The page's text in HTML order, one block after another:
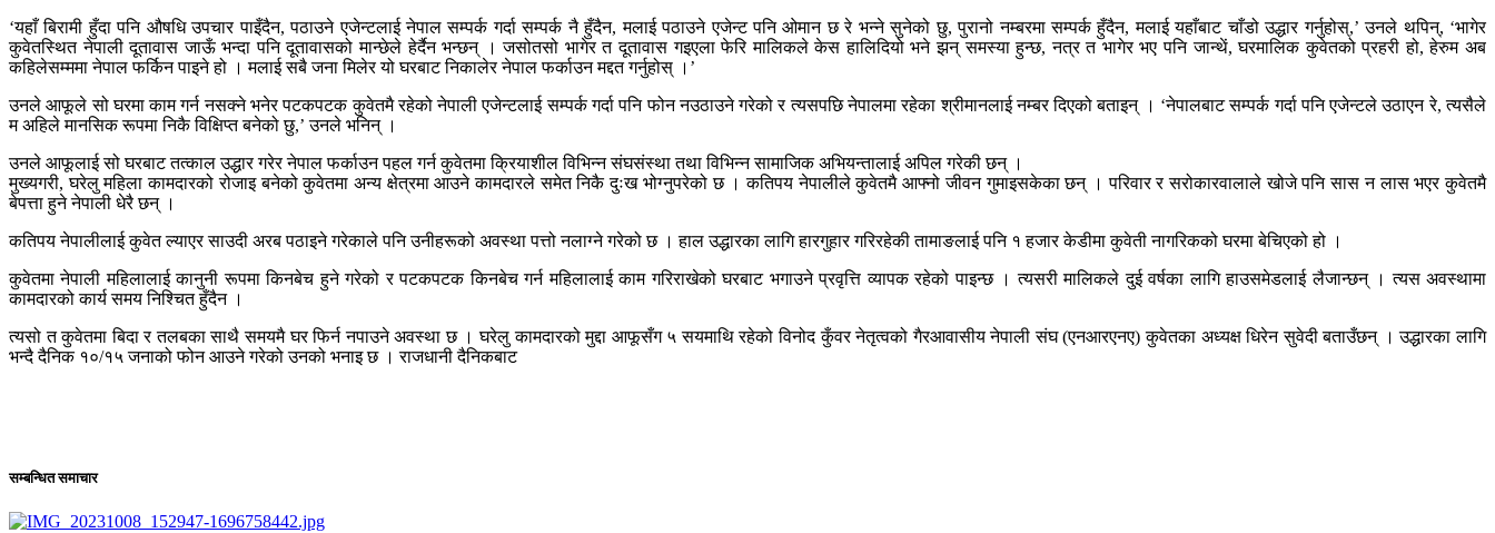
‘यहाँ बिरामी हुँदा पनि औषधि उपचार पाइँदैन, पठाउने एजेन्टलाई नेपाल सम्पर्क गर्दा सम्पर्क नै हुँदैन, मलाई पठाउने एजेन्ट पनि ओमान छ रे भन्ने सुनेको छु, पुरानो नम्बरमा सम्पर्क हुँदैन, मलाई यहाँबाट चाँडो उद्धार गर्नुहोस्,’ उनले थपिन्, ‘भागेर
कुवेतस्थित नेपाली दूतावास जाऊँ भन्दा पनि दूतावासको मान्छेले हेर्दैन भन्छन् । जसोतसो भागेर त दूतावास गइएला फेरि मालिकले केस हालिदियो भने झन् समस्या हुन्छ, नत्र त भागेर भए पनि जान्थें, घरमालिक कुवेतको प्रहरी हो, हेरुम अब
कहिलेसम्ममा नेपाल फर्किन पाइने हो । मलाई सबै जना मिलेर यो घरबाट निकालेर नेपाल फर्काउन मद्दत गर्नुहोस् ।’
उनले आफूले सो घरमा काम गर्न नसक्ने भनेर पटकपटक कुवेतमै रहेको नेपाली एजेन्टलाई सम्पर्क गर्दा पनि फोन नउठाउने गरेको र त्यसपछि नेपालमा रहेका श्रीमानलाई नम्बर दिएको बताइन् । ‘नेपालबाट सम्पर्क गर्दा पनि एजेन्टले उठाएन रे, त्यसैले
म अहिले मानसिक रूपमा निकै विक्षिप्त बनेको छु,’ उनले भनिन् ।
उनले आफूलाई सो घरबाट तत्काल उद्धार गरेर नेपाल फर्काउन पहल गर्न कुवेतमा क्रियाशील विभिन्न संघसंस्था तथा विभिन्न सामाजिक अभियन्तालाई अपिल गरेकी छन् ।
मुख्यगरी, घरेलु महिला कामदारको रोजाइ बनेको कुवेतमा अन्य क्षेत्रमा आउने कामदारले समेत निकै दुःख भोग्नुपरेको छ । कतिपय नेपालीले कुवेतमै आफ्नो जीवन गुमाइसकेका छन् । परिवार र सरोकारवालाले खोजे पनि सास न लास भएर कुवेतमै
बेपत्ता हुने नेपाली धेरै छन् ।
कतिपय नेपालीलाई कुवेत ल्याएर साउदी अरब पठाइने गरेकाले पनि उनीहरूको अवस्था पत्तो नलाग्ने गरेको छ । हाल उद्धारका लागि हारगुहार गरिरहेकी तामाङलाई पनि १ हजार केडीमा कुवेती नागरिकको घरमा बेचिएको हो ।
कुवेतमा नेपाली महिलालाई कानुनी रूपमा किनबेच हुने गरेको र पटकपटक किनबेच गर्न महिलालाई काम गरिराखेको घरबाट भगाउने प्रवृत्ति व्यापक रहेको पाइन्छ । त्यसरी मालिकले दुई वर्षका लागि हाउसमेडलाई लैजान्छन् । त्यस अवस्थामा
कामदारको कार्य समय निश्चित हुँदैन ।
त्यसो त कुवेतमा बिदा र तलबका साथै समयमै घर फिर्न नपाउने अवस्था छ । घरेलु कामदारको मुद्दा आफूसँग ५ सयमाथि रहेको विनोद कुँवर नेतृत्वको गैरआवासीय नेपाली संघ (एनआरएनए) कुवेतका अध्यक्ष धिरेन सुवेदी बताउँछन् । उद्धारका लागि
भन्दै दैनिक १०/१५ जनाको फोन आउने गरेको उनको भनाइ छ । राजधानी दैनिकबाट
सम्बन्धित समाचार